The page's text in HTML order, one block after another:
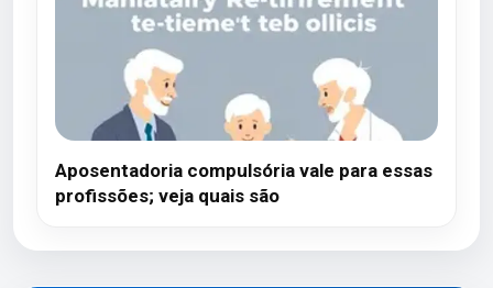
Aposentadoria compulsória vale para essas
profissões; veja quais são